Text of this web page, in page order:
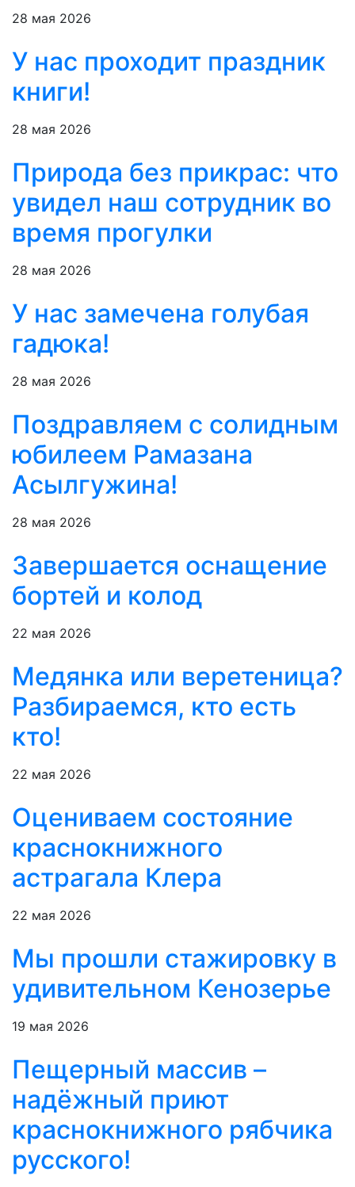
28 мая 2026
У нас проходит праздник
книги!
28 мая 2026
Природа без прикрас: что
увидел наш сотрудник во
время прогулки
28 мая 2026
У нас замечена голубая
гадюка!
28 мая 2026
Поздравляем с солидным
юбилеем Рамазана
Асылгужина!
28 мая 2026
Завершается оснащение
бортей и колод
22 мая 2026
Медянка или веретеница?
Разбираемся, кто есть
кто!
22 мая 2026
Оцениваем состояние
краснокнижного
астрагала Клера
22 мая 2026
Мы прошли стажировку в
удивительном Кенозерье
19 мая 2026
Пещерный массив –
надёжный приют
краснокнижного рябчика
русского!